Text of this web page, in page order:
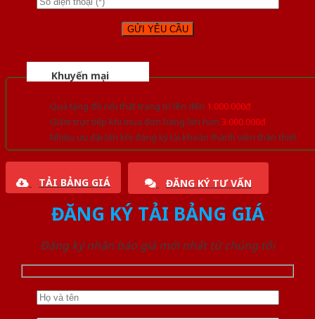
Khuyến mại
Quà tặng đồ nội thất trang trí lên đến 1.000.000đ
Giảm trực tiếp khi mua đơn hàng lớn hơn 3.000.000đ
Nhiều ưu đãi lớn khi đăng ký tài khoản thành viên thân thiết
TẢI BẢNG GIÁ ĐĂNG KÝ TƯ VẤN
ĐĂNG KÝ TẢI BẢNG GIÁ
Đăng ký nhận báo giá mới nhất từ chúng tôi